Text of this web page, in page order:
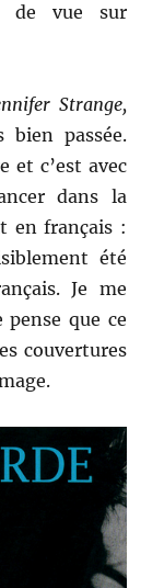
de vue sur
Strange,
bien passée.
et c’est avec
dans la
en français :
été
Je me
que ce
couvertures